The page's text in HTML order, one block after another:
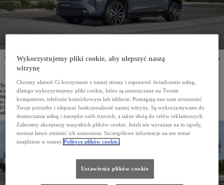
Yaris Cross to już piąty model hybrydowy Toyoty, którego sprzedaż w Polsce przekroczyła 40 tysięcy
egzemplarzy. Ten miejski crossover, będący najchętniej kupowanym modelem Toyoty w Europie
i liderem segmentu w Polsce, dostępny jest z napędem hybrydowym w dwóch wersjach: o mocy
Toyota Yaris Cross pojawiła się na polskim rynku pod koniec 2021 roku. Na początku oferowano ją
z oszczędną hybrydą o mocy 116 KM – zarówno w wersji z napędem na przednie koła, jak i z inteligentnym
napędem na wszystkie koła AWD-i. W 2024 roku do oferty dołączył mocniejszy zelektryfikowany układ
o mocy 130 KM. Niezależnie od wariantu Yaris Cross imponuje niskim zużyciem paliwa – średnio od 4,5
l/100 km w cyklu mieszanym – a dzięki efektywnej baterii nawet 80% jazdy w warunkach miejskich może
odbywać się w trybie elektrycznym.
Wykorzystujemy pliki cookie, aby ulepszyć naszą
witrynę
Chcemy ułatwić Ci korzystanie z naszej strony i usprawnić świadczenie usług,
dlatego wykorzystujemy pliki cookie, które są umieszczane na Twoim
komputerze, telefonie komórkowym lub tablecie. Pomagają one nam zrozumieć
Twoje potrzeby i ulepszać funkcjonalność naszej witryny. Są wykorzystywane do
dostarczania usług i narzędzi osób trzecich, a także służą do celów reklamowych.
Zalecamy akceptację wszystkich plików cookie. Jeżeli nie wyrażasz na to zgody,
możesz łatwo zmienić ich ustawienia. Szczegółowe informacje na ten temat
znajdziesz w naszej Polityce plików cookie.
Ustawienia plików cookie